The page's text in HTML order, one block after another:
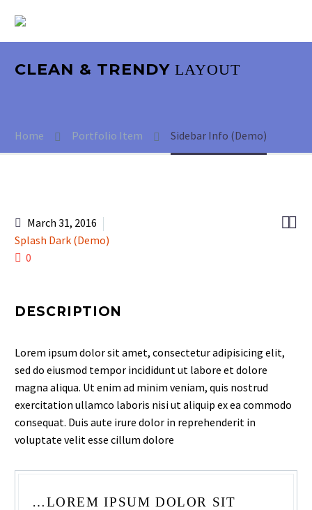
CLEAN & TRENDY LAYOUT
Home Portfolio Item Sidebar Info (Demo)

March 31, 2016
Splash Dark (Demo)
0
DESCRIPTION
Lorem ipsum dolor sit amet, consectetur adipisicing elit,
sed do eiusmod tempor incididunt ut labore et dolore
magna aliqua. Ut enim ad minim veniam, quis nostrud
exercitation ullamco laboris nisi ut aliquip ex ea commodo
consequat. Duis aute irure dolor in reprehenderit in
voluptate velit esse cillum dolore
…LOREM IPSUM DOLOR SIT